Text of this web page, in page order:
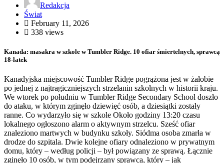
Redakcja
Świat
February 11, 2026
338 views
Kanada: masakra w szkole w Tumbler Ridge. 10 ofiar śmiertelnych, sprawcą
18-latek
Kanadyjska miejscowość Tumbler Ridge pogrążona jest w żałobie
po jednej z najtragiczniejszych strzelanin szkolnych w historii kraju.
We wtorek po południu w Tumbler Ridge Secondary School doszło
do ataku, w którym zginęło dziewięć osób, a dziesiątki zostały
ranne. Co wydarzyło się w szkole Około godziny 13:20 czasu
lokalnego ogłoszono alarm o aktywnym strzelcu. Sześć ofiar
znaleziono martwych w budynku szkoły. Siódma osoba zmarła w
drodze do szpitala. Dwie kolejne ofiary odnaleziono w prywatnym
domu, który – według policji – był powiązany ze sprawą. Łącznie
zginęło 10 osób, w tym podejrzany sprawca, który – jak